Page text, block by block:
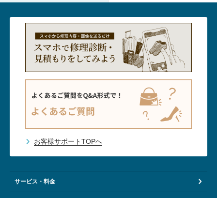
お客様サポートTOPへ
サービス・料金